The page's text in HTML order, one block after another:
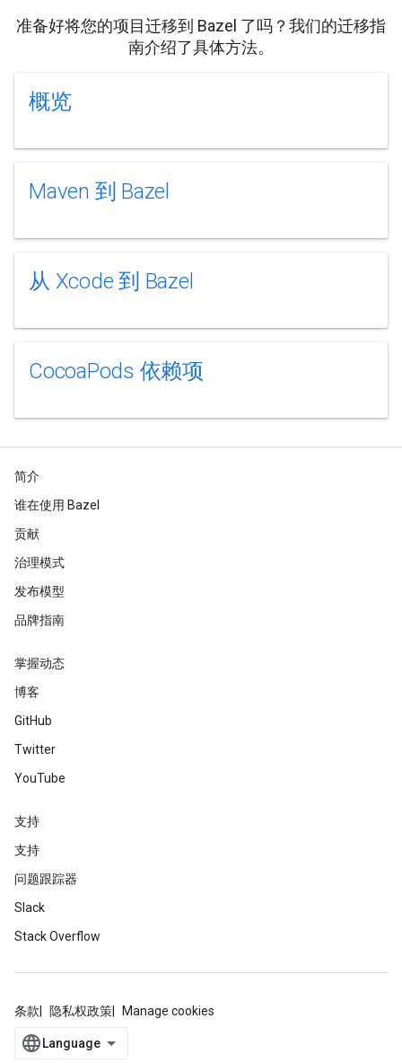
准备好将您的项目迁移到 Bazel 了吗？我们的迁移指
南介绍了具体方法。
概览
Maven 到 Bazel
从 Xcode 到 Bazel
CocoaPods 依赖项
简介
谁在使用 Bazel
贡献
治理模式
发布模型
品牌指南
掌握动态
博客
GitHub
Twitter
YouTube
支持
支持
问题跟踪器
Slack
Stack Overflow
条款 隐私权政策 Manage cookies